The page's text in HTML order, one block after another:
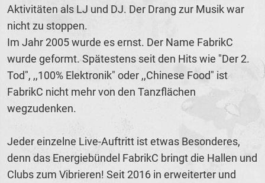
Aktivitäten als LJ und DJ. Der Drang zur Musik war
nicht zu stoppen.
Im Jahr 2005 wurde es ernst. Der Name FabrikC
wurde geformt. Spätestens seit den Hits wie "Der 2.
Tod", ,,100% Elektronik" oder ,,Chinese Food" ist
FabrikC nicht mehr von den Tanzflächen
wegzudenken.
Jeder einzelne Live-Auftritt ist etwas Besonderes,
denn das Energiebündel FabrikC bringt die Hallen und
Clubs zum Vibrieren! Seit 2016 in erweiterter und